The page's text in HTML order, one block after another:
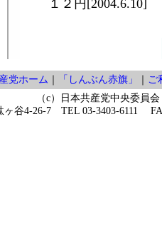
１２円[2004.6.10]
党ホーム ｜ 「しんぶん赤旗」 ｜ ご
（c）日本共産党中央委員会
ヶ谷4-26-7 TEL 03-3403-6111